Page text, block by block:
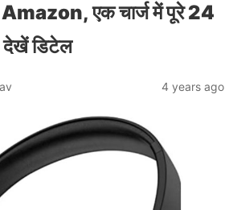
Amazon, एक चार्ज में पूरे 24
देखें डिटेल
4 years ago